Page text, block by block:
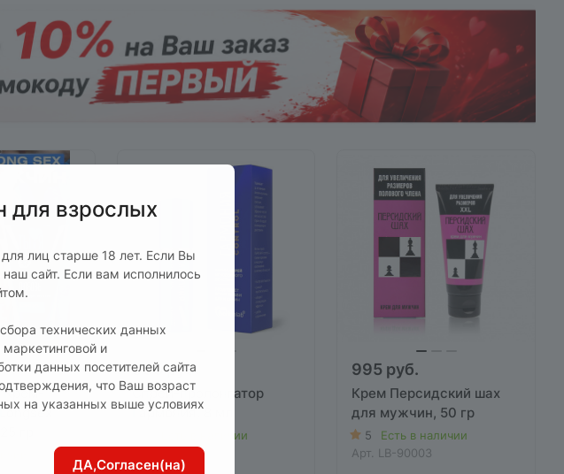
Крем-
895 руб.
Спрей-пролонгатор
Гармония, 8 мл
Есть в наличии
LB-11002
995 руб.
Крем Персидский шах
для мужчин, 50 гр
5
Есть в наличии
Арт. LB-90003
для взрослых
лиц старше 18 лет. Если Вы
сайт. Если вам исполнилось
технических данных
и
данных посетителей сайта
что Ваш возраст
на указанных выше условиях
ДА,Согласен(на)